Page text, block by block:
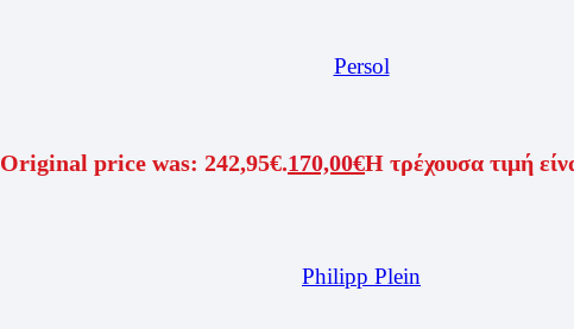
Persol
Original price was: 242,95€.170,00€Η τρέχουσα τιμή
Philipp Plein